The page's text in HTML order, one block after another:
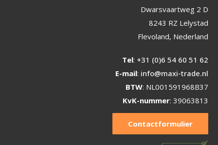
Dwarsvaartweg 2 D
8243 RZ Lelystad
Flevoland, Nederland
Tel: +31 (0)6 54 60 51 62
E-mail: info@maxi-trade.nl
BTW: NL001591968B37
KvK-nummer: 39063813
Contactformulier